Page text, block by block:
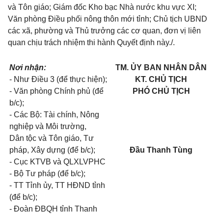
và Tôn giáo; Giám đốc Kho bạc Nhà nước khu vực XI;
Văn phòng Điều phối nông thôn mới tỉnh; Chủ tịch UBND
các xã, phường và Thủ trưởng các cơ quan, đơn vị liên
quan chịu trách nhiệm thi hành Quyết định này./.
Nơi nhận:
- Như Điều 3 (để thực hiện);
- Văn phòng Chính phủ (để
b/c);
- Các Bộ: Tài chính, Nông
nghiệp và Môi trường,
Dân tộc và Tôn giáo, Tư
pháp, Xây dựng (để b/c);
- Cục KTVB và QLXLVPHC
- Bộ Tư pháp (để b/c);
- TT Tỉnh ủy, TT HĐND tỉnh
(để b/c);
- Đoàn ĐBQH tỉnh Thanh
TM. ỦY BAN NHÂN DÂN
KT. CHỦ TỊCH
PHÓ CHỦ TỊCH
Đầu Thanh Tùng